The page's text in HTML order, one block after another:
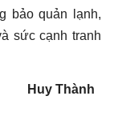
bảo quản lạnh,
sức cạnh tranh
Huy Thành